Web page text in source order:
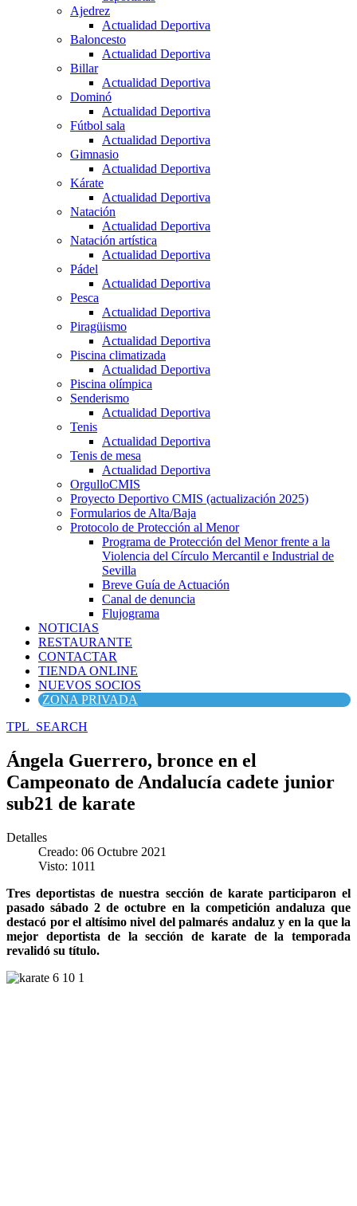
Ajedrez
Actualidad Deportiva
Baloncesto
Actualidad Deportiva
Billar
Actualidad Deportiva
Dominó
Actualidad Deportiva
Fútbol sala
Actualidad Deportiva
Gimnasio
Actualidad Deportiva
Kárate
Actualidad Deportiva
Natación
Actualidad Deportiva
Natación artística
Actualidad Deportiva
Pádel
Actualidad Deportiva
Pesca
Actualidad Deportiva
Piragüismo
Actualidad Deportiva
Piscina climatizada
Actualidad Deportiva
Piscina olímpica
Senderismo
Actualidad Deportiva
Tenis
Actualidad Deportiva
Tenis de mesa
Actualidad Deportiva
OrgulloCMIS
Proyecto Deportivo CMIS (actualización 2025)
Formularios de Alta/Baja
Protocolo de Protección al Menor
Programa de Protección del Menor frente a la
Violencia del Círculo Mercantil e Industrial de
Sevilla
Breve Guía de Actuación
Canal de denuncia
Flujograma
NOTICIAS
RESTAURANTE
CONTACTAR
TIENDA ONLINE
NUEVOS SOCIOS
ZONA PRIVADA
TPL_SEARCH
Ángela Guerrero, bronce en el
Campeonato de Andalucía cadete junior
sub21 de karate
Detalles
Creado: 06 Octubre 2021
Visto: 1011
Tres deportistas de nuestra sección de karate participaron el
pasado sábado 2 de octubre en la competición andaluza que
destacó por el altísimo nivel del palmarés andaluz y en la que la
mejor deportista de la sección de karate de la temporada
revalidó su título.